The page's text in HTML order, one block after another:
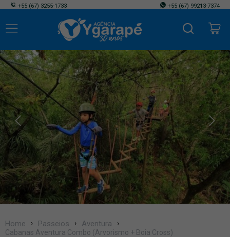
+55 (67) 3255-1733 +55 (67) 99213-7374
Home Passeios Aventura
Cabanas Aventura Combo (Arvorismo + Boia Cross)